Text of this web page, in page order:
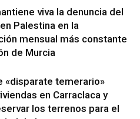
viva la denuncia del
Palestina en la
mensual más constante
de Murcia
«disparate temerario»
en Carraclaca y
los terrenos para el